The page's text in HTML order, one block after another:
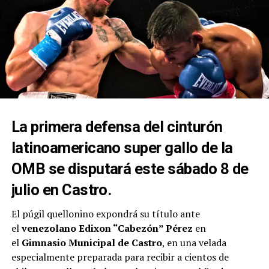
La primera defensa del cinturón
latinoamericano super gallo de la
OMB se disputará este sábado 8 de
julio en Castro.
El púgil quellonino expondrá su título ante
elvenezolano Edixon “Cabezón” Pérez en
el Gimnasio Municipal de Castro, en una velada
especialmente preparada para recibir a cientos de